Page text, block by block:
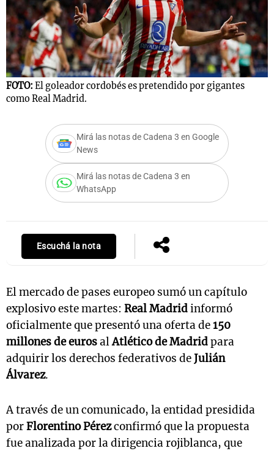
FOTO: El goleador cordobés es pretendido por gigantes
como Real Madrid.
Mirá las notas de Cadena 3 en Google
News
Mirá las notas de Cadena 3 en
WhatsApp
Escuchá la nota
El mercado de pases europeo sumó un capítulo
explosivo este martes: Real Madridinformó
oficialmente que presentó una oferta de150
millones de eurosalAtlético de Madridpara
adquirir los derechos federativos deJulián
Álvarez.
A través de un comunicado, la entidad presidida
porFlorentino Pérezconfirmó que la propuesta
fue analizada por la dirigencia rojiblanca, que